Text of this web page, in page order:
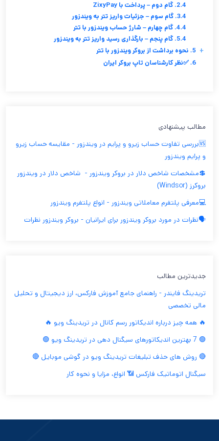
2.4. گام دوم – پرداخت با ZixyPay
3.4. گام سوم – جزئیات واریز تتر به ویندزور
4.4. گام چهارم – شارژ حساب ویندزور با تتر
5.4. گام پنجم – بارگذاری رسید واریز تتر به ویندزور
5. نحوه برداشت از بروکر ویندزور با تتر +
6. ✅نظر کارشناسان تاپ بروکر ایران
مطالب پیشنهادی
🆚بررسی تفاوت حساب زیرو و پرایم در ویندزور - مقایسه حساب زیرو
و پرایم ویندزور
💲مشخصات شاخص دلار در بروکر ویندزور - ‫ شاخص دلار در ویندزور
بروکرز (Windsor)
💻معرفی پلتفرم معاملاتی ویندزور - انواع پلتفرم ویندزور
🗣️نظرات در مورد بروکر ویندزور برای ایرانیان - بروکر ویندزور نظرات
جدیدترین مطالب
تریدینگ فایندر - راهنمای جامع آموزش فارکس، ارز دیجیتال و تحلیل
مالی تخصصی
🔥 همه چیز درباره اندیکاتور رسم کانال در تریدینگ ویو 🔥
🟢 7 بهترین اندیکاتورهای سیگنال دهی در تریدینگ ویو 🟢
🔴 روش های حذف تبلیغات تریدینگ ویو در گوشی موبایل 🔴
سیگنال اتوماتیک فارکس 📶 انواع، مزایا و نحوه کار